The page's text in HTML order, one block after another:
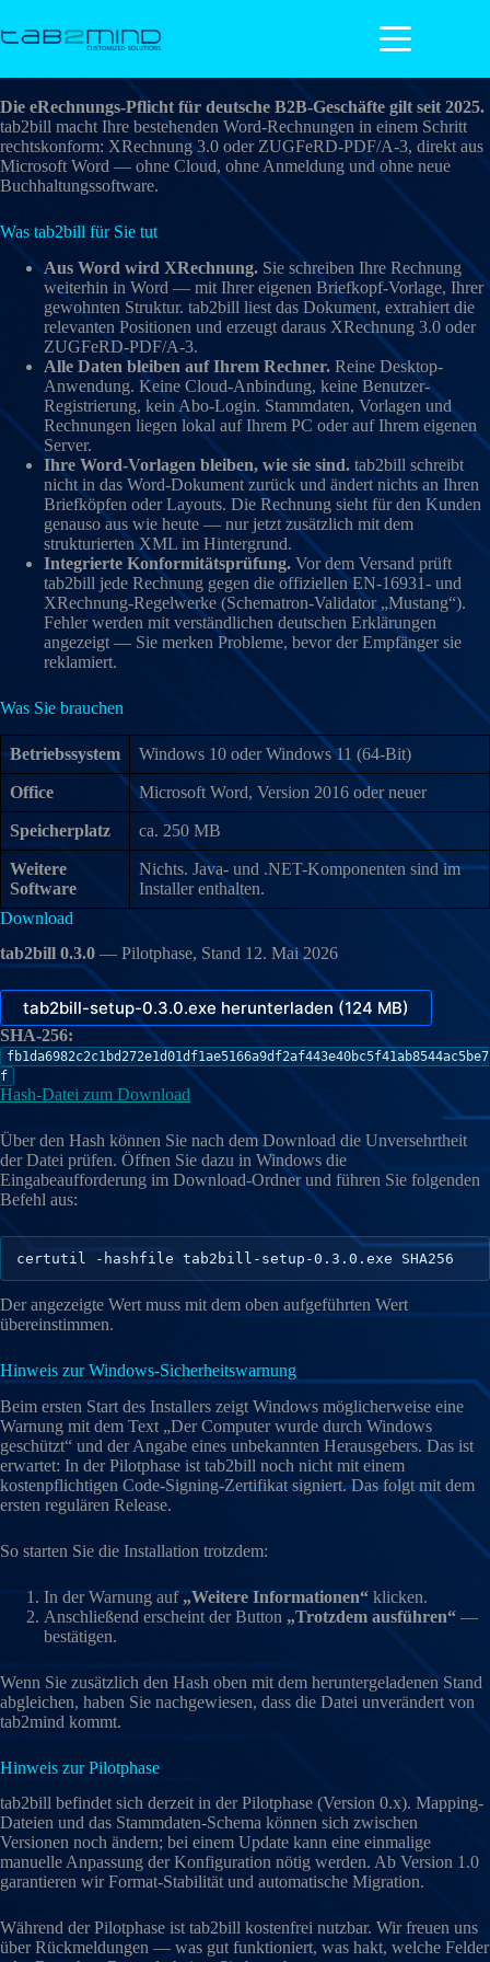
Inhalt
springen
tab2bill — eRechnung aus Word
Die eRechnungs-Pflicht für deutsche B2B-Geschäfte gilt seit 2025.
tab2bill macht Ihre bestehenden Word-Rechnungen in einem Schritt
rechtskonform: XRechnung 3.0 oder ZUGFeRD-PDF/A-3, direkt aus
Microsoft Word — ohne Cloud, ohne Anmeldung und ohne neue
Buchhaltungssoftware.
Was tab2bill für Sie tut
Aus Word wird XRechnung. Sie schreiben Ihre Rechnung
weiterhin in Word — mit Ihrer eigenen Briefkopf-Vorlage, Ihrer
gewohnten Struktur. tab2bill liest das Dokument, extrahiert die
relevanten Positionen und erzeugt daraus XRechnung 3.0 oder
ZUGFeRD-PDF/A-3.
Alle Daten bleiben auf Ihrem Rechner. Reine Desktop-
Anwendung. Keine Cloud-Anbindung, keine Benutzer-
Registrierung, kein Abo-Login. Stammdaten, Vorlagen und
Rechnungen liegen lokal auf Ihrem PC oder auf Ihrem eigenen
Server.
Ihre Word-Vorlagen bleiben, wie sie sind. tab2bill schreibt
nicht in das Word-Dokument zurück und ändert nichts an Ihren
Briefköpfen oder Layouts. Die Rechnung sieht für den Kunden
genauso aus wie heute — nur jetzt zusätzlich mit dem
strukturierten XML im Hintergrund.
Integrierte Konformitätsprüfung. Vor dem Versand prüft
tab2bill jede Rechnung gegen die offiziellen EN-16931- und
XRechnung-Regelwerke (Schematron-Validator „Mustang“).
Fehler werden mit verständlichen deutschen Erklärungen
angezeigt — Sie merken Probleme, bevor der Empfänger sie
reklamiert.
Was Sie brauchen
Betriebssystem Windows 10 oder Windows 11 (64-Bit)
Office Microsoft Word, Version 2016 oder neuer
Speicherplatz ca. 250 MB
Weitere
Software
Nichts. Java- und .NET-Komponenten sind im
Installer enthalten.
Download
tab2bill 0.3.0 — Pilotphase, Stand 12. Mai 2026
tab2bill-setup-0.3.0.exe herunterladen (124 MB)
SHA-256:
fb1da6982c2c1bd272e1d01df1ae5166a9df2af443e40bc5f41ab8544ac5be7
f
Hash-Datei zum Download
Über den Hash können Sie nach dem Download die Unversehrtheit
der Datei prüfen. Öffnen Sie dazu in Windows die
Eingabeaufforderung im Download-Ordner und führen Sie folgenden
Befehl aus:
certutil -hashfile tab2bill-setup-0.3.0.exe SHA256
Der angezeigte Wert muss mit dem oben aufgeführten Wert
übereinstimmen.
Hinweis zur Windows-Sicherheitswarnung
Beim ersten Start des Installers zeigt Windows möglicherweise eine
Warnung mit dem Text „Der Computer wurde durch Windows
geschützt“ und der Angabe eines unbekannten Herausgebers. Das ist
erwartet: In der Pilotphase ist tab2bill noch nicht mit einem
kostenpflichtigen Code-Signing-Zertifikat signiert. Das folgt mit dem
ersten regulären Release.
So starten Sie die Installation trotzdem:
In der Warnung auf „Weitere Informationen“ klicken.
Anschließend erscheint der Button „Trotzdem ausführen“ —
bestätigen.
Wenn Sie zusätzlich den Hash oben mit dem heruntergeladenen Stand
abgleichen, haben Sie nachgewiesen, dass die Datei unverändert von
tab2mind kommt.
Hinweis zur Pilotphase
tab2bill befindet sich derzeit in der Pilotphase (Version 0.x). Mapping-
Dateien und das Stammdaten-Schema können sich zwischen
Versionen noch ändern; bei einem Update kann eine einmalige
manuelle Anpassung der Konfiguration nötig werden. Ab Version 1.0
garantieren wir Format-Stabilität und automatische Migration.
Während der Pilotphase ist tab2bill kostenfrei nutzbar. Wir freuen uns
über Rückmeldungen — was gut funktioniert, was hakt, welche Felder